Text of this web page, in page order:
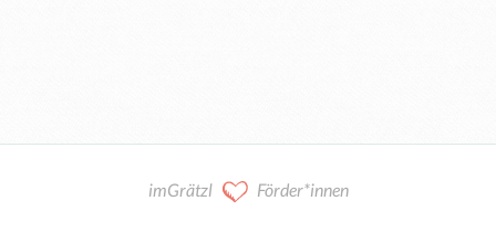
imGrätzl Förder*innen